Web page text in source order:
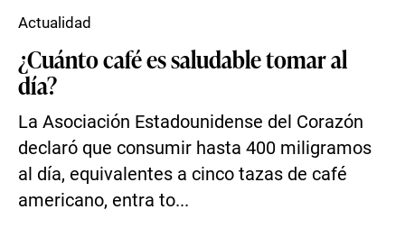
¿Cuánto café es saludable tomar al
día?
La Asociación Estadounidense del Corazón
declaró que consumir hasta 400 miligramos
al día, equivalentes a cinco tazas de café
americano, entra to...
Actualidad